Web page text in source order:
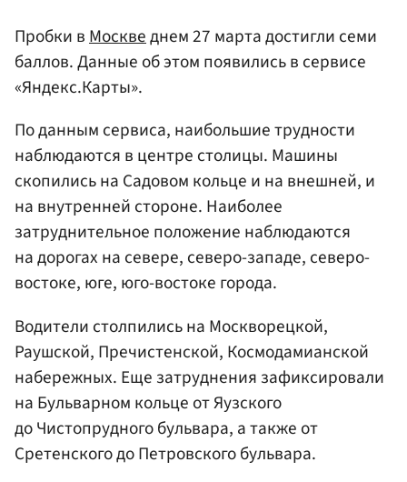
Пробки вМоскведнем 27 марта достигли семи
баллов. Данные об этом появились в сервисе
«Яндекс.Карты».
По данным сервиса, наибольшие трудности
наблюдаются в центре столицы. Машины
скопились на Садовом кольце и на внешней, и
на внутренней стороне. Наиболее
затруднительное положение наблюдаются
на дорогах на севере, северо-западе, северо-
востоке, юге, юго-востоке города.
Водители столпились на Москворецкой,
Раушской, Пречистенской, Космодамианской
набережных. Еще затруднения зафиксировали
на Бульварном кольце от Яузского
до Чистопрудного бульвара, а также от
Сретенского до Петровского бульвара.